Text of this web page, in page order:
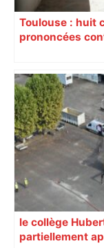
Toulouse : huit
prononcées
le collège
partiellement